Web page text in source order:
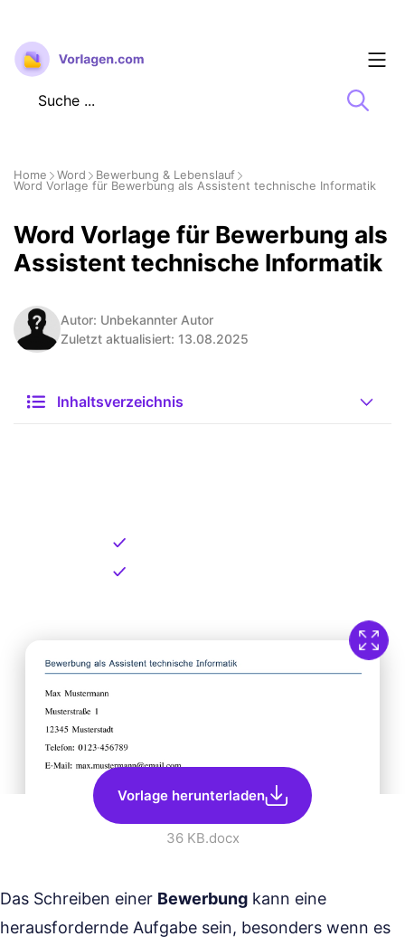
Zum
Inhalt
springen
Home Word
Bewerbung & Lebenslauf
Word Vorlage für Bewerbung als Assistent technische Informatik
Word Vorlage für Bewerbung als
Assistent technische Informatik
Autor: Unbekannter Autor
Zuletzt aktualisiert: 13.08.2025
Inhaltsverzeichnis
Vorlage herunterladen
36 KB.docx
Das Schreiben einer Bewerbung kann eine
herausfordernde Aufgabe sein, besonders wenn es